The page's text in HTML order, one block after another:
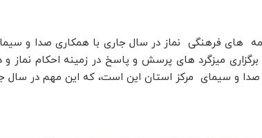
های فرهنگی نماز در سال جاری با همکاری صدا و
میزگرد های پرسش و پاسخ در زمینه احکام نماز
صدا و سیمای مرکز استان این است، که این مهم در سال